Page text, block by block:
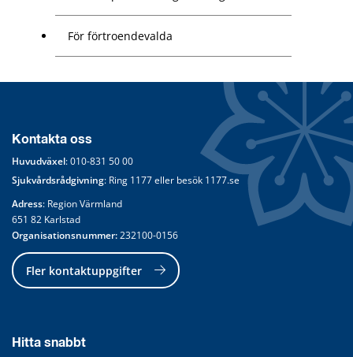
För förtroendevalda
Kontakta oss
Huvudväxel: 010-831 50 00
Sjukvårdsrådgivning: Ring 1177 eller besök 1177.se
Adress: Region Värmland
651 82 Karlstad
Organisationsnummer: 232100-0156
Fler kontaktuppgifter
Hitta snabbt